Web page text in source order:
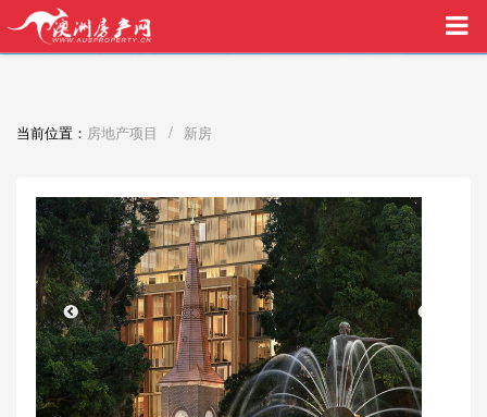
买家中介VIP服务，助您安心购房
当前位置： 房地产项目 / 新房